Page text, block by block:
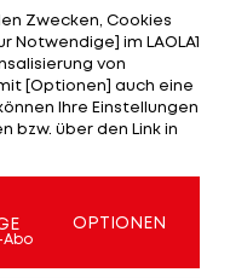
zeigt mit
Bei den Heat
der beste Werfer,
nach seinem
5 folgt
Zwecken, Cookies
Notwendige] im LAOLA1
von
[Optionen] auch eine
Ihre Einstellungen
bzw. über den Link in
Abo
OPTIONEN